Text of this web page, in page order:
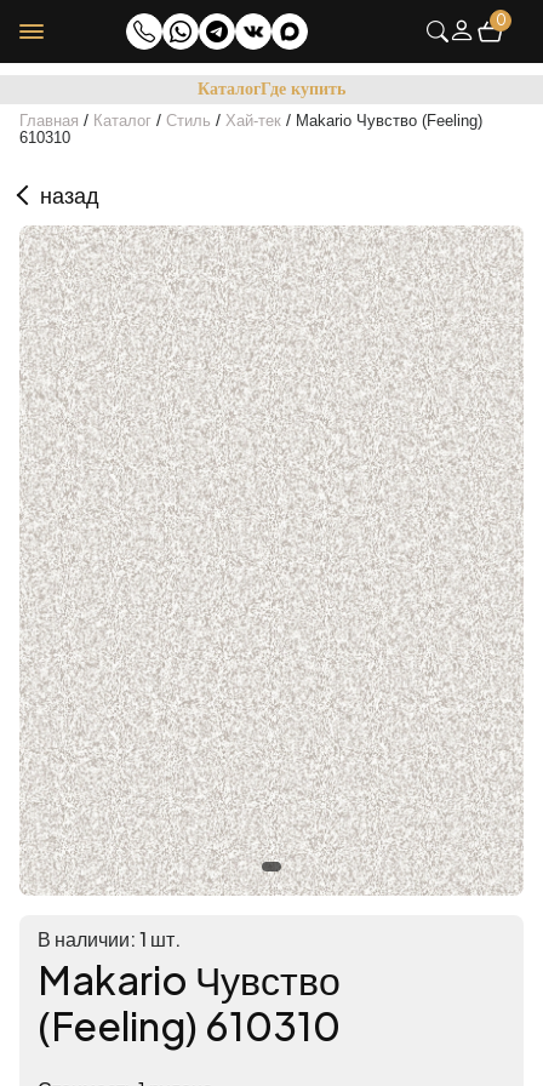
0
КаталогГде купить
Главная / Каталог / Стиль / Хай-тек / Makario Чувство (Feeling)
610310
назад
В наличии: 1 шт.
Makario Чувство
(Feeling) 610310